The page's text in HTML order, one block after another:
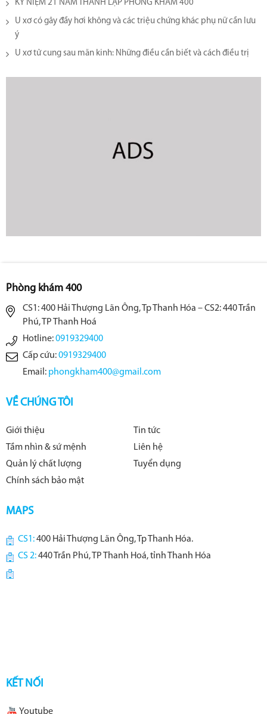
KỶ NIỆM 21 NĂM THÀNH LẬP PHÒNG KHÁM 400
U xơ có gây đầy hơi không và các triệu chứng khác phụ nữ cần lưu
ý
U xơ tử cung sau mãn kinh: Những điều cần biết và cách điều trị
Phòng khám 400
CS1: 400 Hải Thượng Lãn Ông, Tp Thanh Hóa – CS2: 440 Trần
Phú, TP Thanh Hoá
Hotline:0919329400
Cấp cứu:0919329400
Email: phongkham400@gmail.com
VỀ CHÚNG TÔI
Giới thiệu
Tin tức
Tầm nhìn & sứ mệnh
Liên hệ
Quản lý chất lượng
Tuyển dụng
Chính sách bảo mật
MAPS
CS1:400 Hải Thượng Lãn Ông, Tp Thanh Hóa.
CS 2:440 Trần Phú, TP Thanh Hoá, tỉnh Thanh Hóa
KẾT NỐI
Youtube